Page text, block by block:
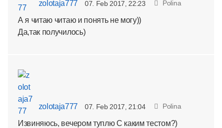
zolotaja777 07. Feb 2017, 22:23 Рolina
А я читаю читаю и понять не могу))
Да,так получилось)
zolotaja777 07. Feb 2017, 21:04 Рolina
Извиняюсь, вечером туплю С каким тестом?)